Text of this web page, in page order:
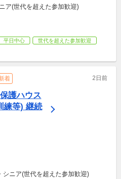
ア(世代を超えた参加歓迎)
平日中心
世代を超えた参加歓迎
着 2日前
護ハウス
練等) 継続
ニア(世代を超えた参加歓迎)